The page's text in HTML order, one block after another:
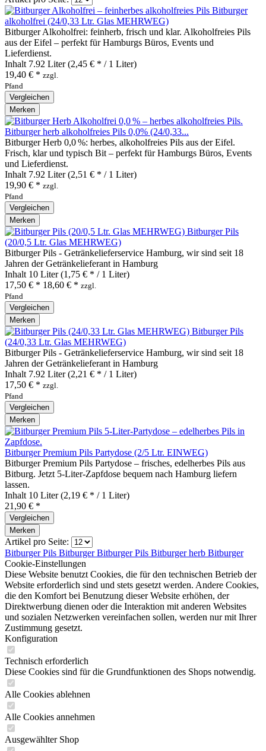
Bitburger
alkoholfrei (24/0,33 Ltr. Glas MEHRWEG)
Bitburger Alkoholfrei: feinherb, frisch und klar. Alkoholfreies Pils
aus der Eifel – perfekt für Hamburgs Büros, Events und
Lieferdienst.
Inhalt 7.92 Liter(2,45 € * / 1 Liter)
19,40 € * zzgl.
Pfand
Vergleichen
Merken
Bitburger herb alkoholfreies Pils 0,0% (24/0,33...
Bitburger Herb 0,0 %: herbes, alkoholfreies Pils aus der Eifel.
Frisch, klar und typisch Bit – perfekt für Hamburgs Büros, Events
und Lieferdienst.
Inhalt 7.92 Liter(2,51 € * / 1 Liter)
19,90 € * zzgl.
Pfand
Vergleichen
Merken
Bitburger Pils
(20/0,5 Ltr. Glas MEHRWEG)
Bitburger Pils - Getränkelieferservice Hamburg, wir sind seit 18
Jahren der Getränkelieferant in Hamburg
Inhalt 10 Liter(1,75 € * / 1 Liter)
17,50 € * 18,60 € * zzgl.
Pfand
Vergleichen
Merken
Bitburger Pils
(24/0,33 Ltr. Glas MEHRWEG)
Bitburger Pils - Getränkelieferservice Hamburg, wir sind seit 18
Jahren der Getränkelieferant in Hamburg
Inhalt 7.92 Liter(2,21 € * / 1 Liter)
17,50 € * zzgl.
Pfand
Vergleichen
Merken
Bitburger Premium Pils Partydose (2/5 Ltr. EINWEG)
Bitburger Premium Pils Partydose – frisches, edelherbes Pils aus
Bitburg. Jetzt 5‑Liter‑Zapfdose bequem nach Hamburg liefern
lassen.
Inhalt 10 Liter(2,19 € * / 1 Liter)
21,90 € *
Vergleichen
Merken
Artikel pro Seite:
Bitburger Pils BitburgerBitburger Pils Bitburger herb Bitburger
Cookie-Einstellungen
Diese Website benutzt Cookies, die für den technischen Betrieb der
Website erforderlich sind und stets gesetzt werden. Andere Cookies,
die den Komfort bei Benutzung dieser Website erhöhen, der
Direktwerbung dienen oder die Interaktion mit anderen Websites
und sozialen Netzwerken vereinfachen sollen, werden nur mit Ihrer
Zustimmung gesetzt.
Konfiguration
Technisch erforderlich
Diese Cookies sind für die Grundfunktionen des Shops notwendig.
Alle Cookies ablehnen
Alle Cookies annehmen
Ausgewählter Shop